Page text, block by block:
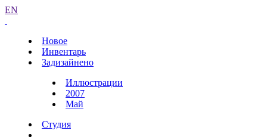
EN
Новое
Инвентарь
Задизайнено
Иллюстрации
2007
Май
Студия